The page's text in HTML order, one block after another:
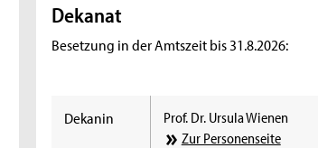
Dekanat
Besetzung in der Amtszeit bis 31.8.2026:
Dekanin
Prof. Dr. Ursula Wienen
Zur Personenseite